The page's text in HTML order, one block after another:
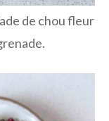
de chou fleur